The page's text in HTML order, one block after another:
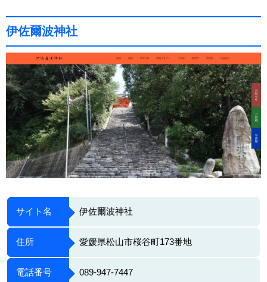
伊佐爾波神社
サイト名 伊佐爾波神社
住所 愛媛県松山市桜谷町173番地
電話番号 089-947-7447